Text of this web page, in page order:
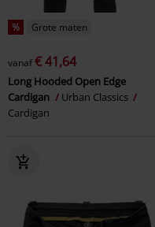
% Grote maten
vanaf€ 41,64
Long Hooded Open Edge
Cardigan
Urban Classics
Cardigan